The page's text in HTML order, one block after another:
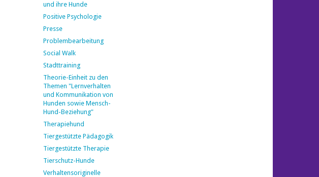
und ihre Hunde
Positive Psychologie
Presse
Problembearbeitung
Social Walk
Stadttraining
Theorie-Einheit zu den
Themen "Lernverhalten
und Kommunikation von
Hunden sowie Mensch-
Hund-Beziehung"
Therapiehund
Tiergestützte Pädagogik
Tiergestützte Therapie
Tierschutz-Hunde
Verhaltensoriginelle